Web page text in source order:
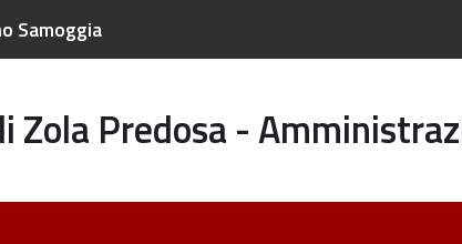
Samoggia
Zola Predosa -